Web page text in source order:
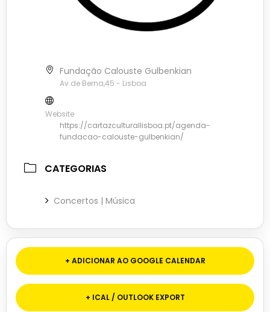
Fundação Calouste Gulbenkian
Av.de Berna,45 - Lisboa
Website
https://cartazculturallisboa.pt/agenda-
fundacao-calouste-gulbenkian/
CATEGORIAS
Concertos | Música
+ ADICIONAR AO GOOGLE CALENDAR
+ ICAL / OUTLOOK EXPORT